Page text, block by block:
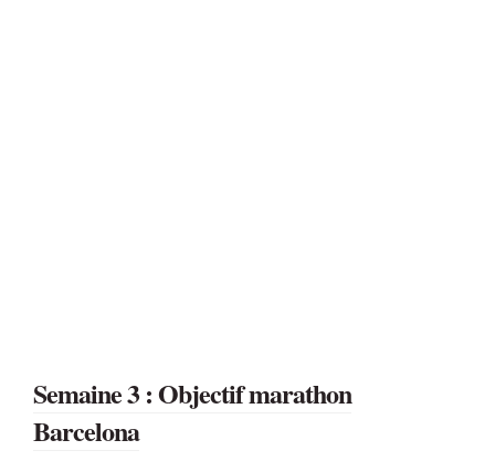
Semaine 3 : Objectif marathon
Barcelona